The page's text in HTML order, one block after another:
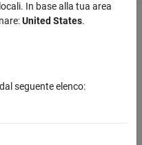
In base alla tua area
United States.
seguente elenco: